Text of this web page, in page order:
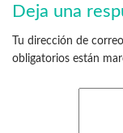
Deja una
Tu dirección de
obligatorios están